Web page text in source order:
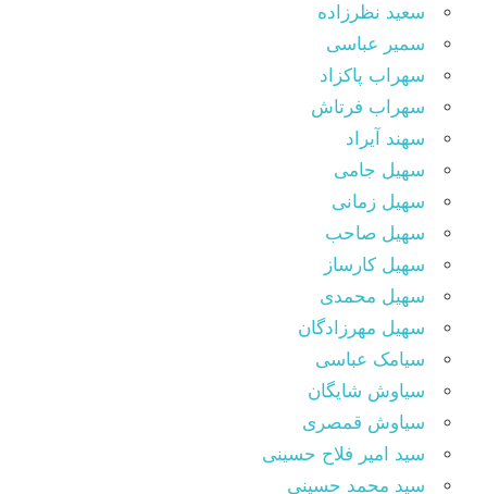
سعید نظرزاده
سمیر عباسی
سهراب پاکزاد
سهراب فرتاش
سهند آیراد
سهیل جامی
سهیل زمانی
سهیل صاحب
سهیل کارساز
سهیل محمدی
سهیل مهرزادگان
سیامک عباسی
سیاوش شایگان
سیاوش قمصری
سید امیر فلاح حسینی
سید محمد حسینی